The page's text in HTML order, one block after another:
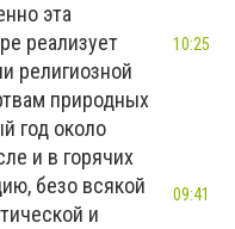
эта
реализует
религиозной
природных
год около
и в горячих
безо всякой
и
10:25
09:41